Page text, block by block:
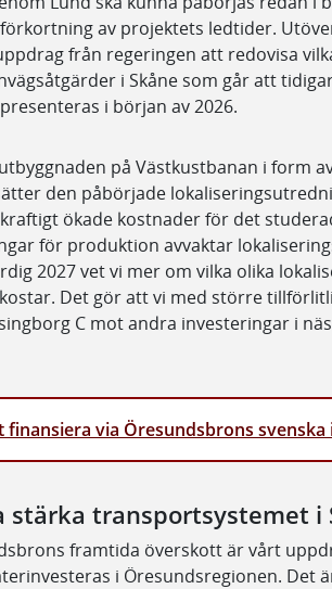
av projektets ledtider.
från regeringen att redovisa
i Skåne som går att
i början av 2026.
på Västkustbanan i form
den påbörjade
ökade kostnader för det
för produktion avvaktar
2027 vet vi mer om vilka olika
Det gör att vi med större
C mot andra investeringar i
finansiera via Öresundsbrons
stärka transportsystemet i
framtida överskott är vårt
i Öresundsregionen. Det